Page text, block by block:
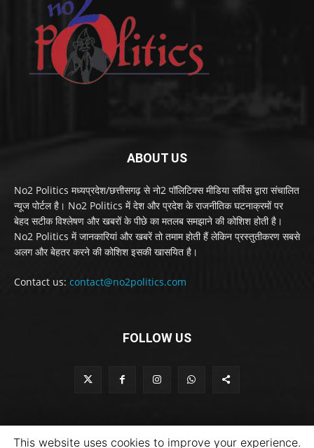
ABOUT US
No2 Politics मध्यप्रदेश/छत्तीसगढ़ से नो2 पॉलिटिक्स मीडिया सर्विस द्वारा संचालित
न्यूज पोर्टल है। No2 Politics में देश और प्रदेश के राजनीतिक घटनाक्रमों पर
बेहद सटीक विश्लेषण और खबरों के पीछे का मतलब समझाने की कोशिश होती है।
No2 Politics में जानकारियां और खबरें तो तमाम होती हैं लेकिन प्रस्तुतीकरण सबसे
अलग और बेहतर करने की कोशिश इसकी खासयित है।
Contact us: contact@no2politics.com
FOLLOW US
This website uses cookies to improve your experience.